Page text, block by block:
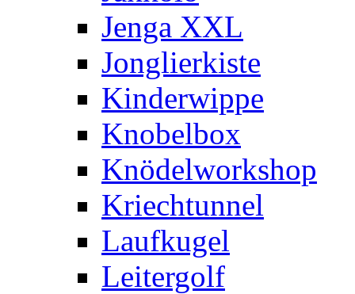
Jenga XXL
Jonglierkiste
Kinderwippe
Knobelbox
Knödelworkshop
Kriechtunnel
Laufkugel
Leitergolf